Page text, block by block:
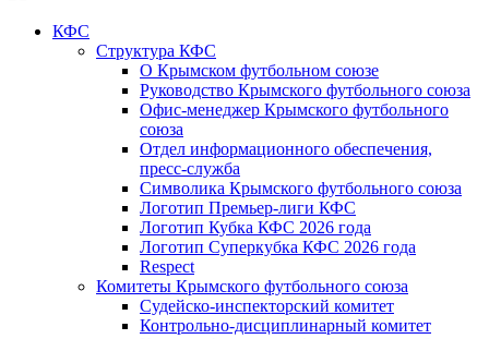
КФС
Структура КФС
О Крымском футбольном союзе
Руководство Крымского футбольного союза
Офис-менеджер Крымского футбольного
союза
Отдел информационного обеспечения,
пресс-служба
Символика Крымского футбольного союза
Логотип Премьер-лиги КФС
Логотип Кубка КФС 2026 года
Логотип Суперкубка КФС 2026 года
Respect
Комитеты Крымского футбольного союза
Судейско-инспекторский комитет
Контрольно-дисциплинарный комитет